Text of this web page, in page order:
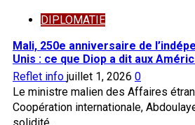
diplomates
burkinabè
sommés
de
quitter
le
territoire
DIPLOMATIE
Mali, 250e anniversaire de
Unis : ce que Diop a dit aux
Reflet info juillet 1, 2026 0
Le ministre malien des Affaires
Coopération internationale,